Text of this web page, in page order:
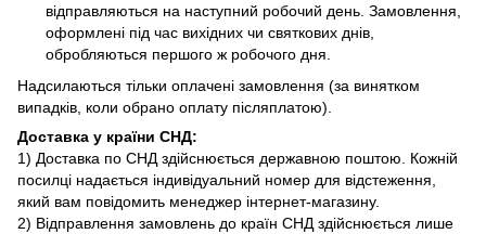
відправляються на наступний робочий день. Замовлення,
оформлені під час вихідних чи святкових днів,
обробляються першого ж робочого дня.
Надсилаються тільки оплачені замовлення (за винятком
випадків, коли обрано оплату післяплатою).
Доставка у країни СНД:
1) Доставка по СНД здійснюється державною поштою. Кожній
посилці надається індивідуальний номер для відстеження,
який вам повідомить менеджер інтернет-магазину.
2) Відправлення замовлень до країн СНД здійснюється лише